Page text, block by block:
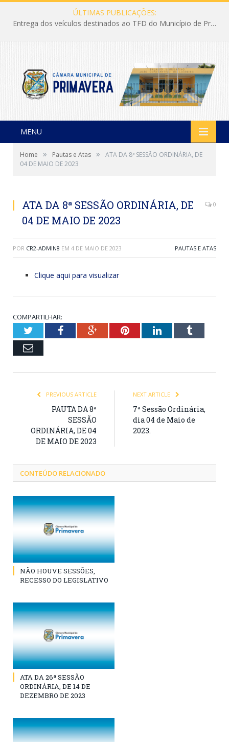
ÚLTIMAS PUBLICAÇÕES:
Entrega dos veículos destinados ao TFD do Município de Primavera
MENU
Home » Pautas e Atas »
ATA DA 8ª SESSÃO ORDINÁRIA, DE
04 DE MAIO DE 2023
ATA DA 8ª SESSÃO ORDINÁRIA, DE
04 DE MAIO DE 2023
0
POR CR2-ADMIN8 EM 4 DE MAIO DE 2023 PAUTAS E ATAS
Clique aqui para visualizar
COMPARTILHAR:
TwitterFacebookGoogle+PinterestLinkedInTumblr
Email
PREVIOUS ARTICLE
PAUTA DA 8ª
SESSÃO
ORDINÁRIA, DE 04
DE MAIO DE 2023
NEXT ARTICLE
7ª Sessão Ordinária,
dia 04 de Maio de
2023.
CONTEÚDO RELACIONADO
NÃO HOUVE SESSÕES,
RECESSO DO LEGISLATIVO
ATA DA 26ª SESSÃO
ORDINÁRIA, DE 14 DE
DEZEMBRO DE 2023